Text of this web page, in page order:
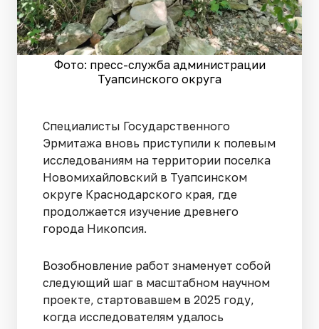
Фото: пресс-служба администрации
Туапсинского округа
Специалисты Государственного
Эрмитажа вновь приступили к полевым
исследованиям на территории поселка
Новомихайловский в Туапсинском
округе Краснодарского края, где
продолжается изучение древнего
города Никопсия.
Возобновление работ знаменует собой
следующий шаг в масштабном научном
проекте, стартовавшем в 2025 году,
когда исследователям удалось